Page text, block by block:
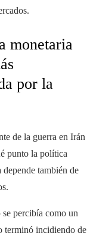
monetaria
por la
de la guerra en Irán
punto la política
también de
percibía como un
terminó incidiendo de